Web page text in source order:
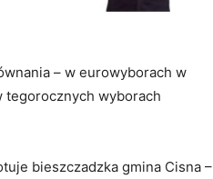
– w eurowyborach w
tegorocznych wyborach
bieszczadzka gmina Cisna –